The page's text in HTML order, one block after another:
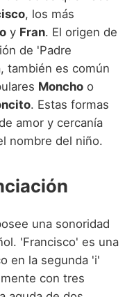
, los más
y Fran. El origen de
de 'Padre
también es común
Moncho o
. Estas formas
amor y cercanía
nombre del niño.
una sonoridad
'Francisco' es una
en la segunda 'i'
con tres